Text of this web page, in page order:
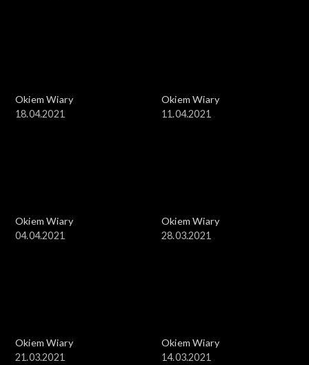
Okiem Wiary
18.04.2021
Okiem Wiary
11.04.2021
Okiem Wiary
04.04.2021
Okiem Wiary
28.03.2021
Okiem Wiary
21.03.2021
Okiem Wiary
14.03.2021